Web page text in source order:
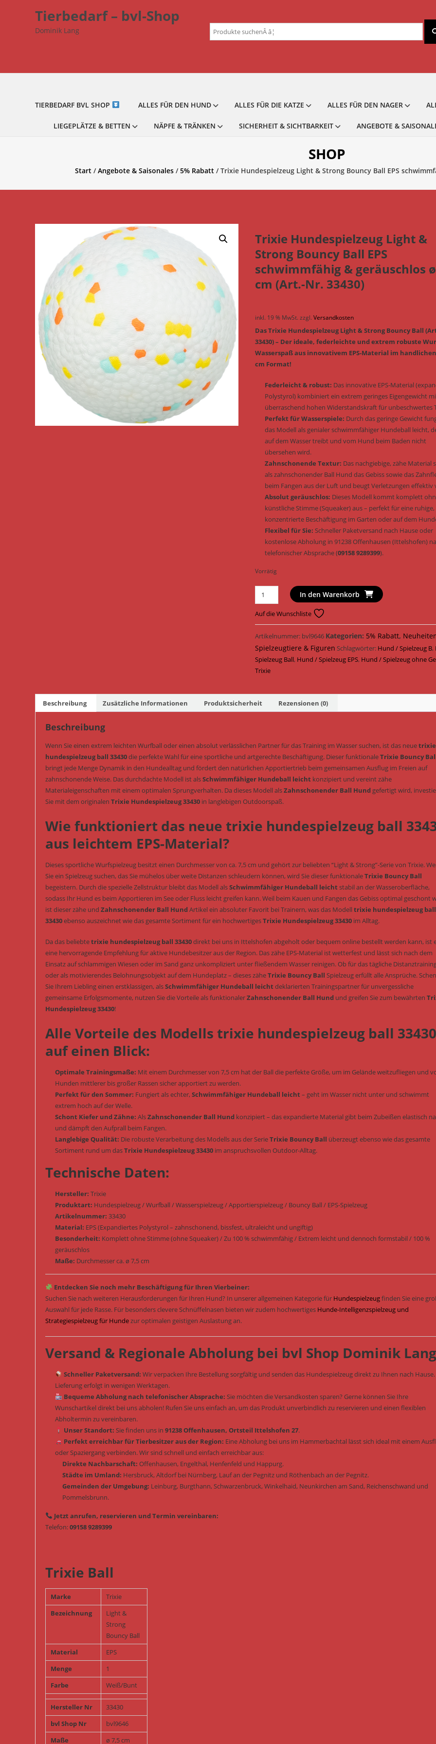
Tierbedarf – bvl-Shop
Dominik Lang
Suchen
nach:
TIERBEDARF BVL SHOP ALLES FÜR DEN HUND ALLES FÜR DIE KATZE ALLES FÜR DEN NAGER
LIEGEPLÄTZE & BETTEN NÄPFE & TRÄNKEN SICHERHEIT & SICHTBARKEIT ANGEBOTE &
SHOP
Start/Angebote & Saisonales/5% Rabatt/ Trixie Hundespielzeug Light & Strong Bouncy Ball EPS
Trixie Hundespielzeug Light &
Strong Bouncy Ball EPS
schwimmfähig & geräuschlos
cm (Art.-Nr. 33430)
inkl. 19 % MwSt. zzgl.Versandkosten
Das Trixie Hundespielzeug Light & Strong Bouncy Ball
33430) – Der ideale, federleichte und extrem robuste
Wasserspaß aus innovativem EPS-Material im
cm Format!
Federleicht & robust: Das innovative EPS-Material
Polystyrol) kombiniert ein extrem geringes Eigengewicht
überraschend hohen Widerstandskraft für unbeschwertes
Perfekt für Wasserspiele: Durch das geringe Gewicht
das Modell als genialer schwimmfähiger Hundeball leicht,
auf dem Wasser treibt und vom Hund beim Baden nicht
übersehen wird.
Zahnschonende Textur: Das nachgiebige, zähe Material
als zahnschonender Ball Hund das Gebiss sowie das
beim Fangen aus der Luft und beugt Verletzungen effektiv
Absolut geräuschlos: Dieses Modell kommt komplett
künstliche Stimme (Squeaker) aus – perfekt für eine ruhige,
konzentrierte Beschäftigung im Garten oder auf dem
Flexibel für Sie: Schneller Paketversand nach Hause oder
kostenlose Abholung in 91238 Offenhausen (Ittelshofen)
telefonischer Absprache (09158 9289399).
Vorrätig
Trixie
Hundespielzeug
Light
&
Strong
Bouncy
Ball
EPS
geräuschlos
ø
(Art.-
Nr.
33430)
Menge
In den Warenkorb
Auf die Wunschliste
Artikelnummer: bvl9646 Kategorien: 5% Rabatt,
Spielzeugtiere & Figuren Schlagwörter: Hund / Spielzeug B,
Spielzeug Ball, Hund / Spielzeug EPS, Hund / Spielzeug ohne
Trixie
Beschreibung Zusätzliche Informationen Produktsicherheit Rezensionen (0)
Beschreibung
Wenn Sie einen extrem leichten Wurfball oder einen absolut verlässlichen Partner für das Training im Wasser suchen, ist das neuetrixie
hundespielzeug ball 33430die perfekte Wahl für eine sportliche und artgerechte Beschäftigung. Dieser funktionaleTrixie Bouncy
bringt jede Menge Dynamik in den Hundealltag und fördert den natürlichen Apportiertrieb beim gemeinsamen Ausflug im Freien auf
zahnschonende Weise. Das durchdachte Modell ist alsSchwimmfähiger Hundeball leicht konzipiert und vereint zähe
Materialeigenschaften mit einem optimalen Sprungverhalten. Da dieses Modell alsZahnschonender Ball Hund gefertigt wird,
Sie mit dem originalen Trixie Hundespielzeug 33430 in langlebigen Outdoorspaß.
Wie funktioniert das neue trixie hundespielzeug ball
aus leichtem EPS-Material?
Dieses sportliche Wurfspielzeug besitzt einen Durchmesser von ca. 7,5 cm und gehört zur beliebten “Light & Strong”-Serie von Trixie.
Sie ein Spielzeug suchen, das Sie mühelos über weite Distanzen schleudern können, wird Sie dieser funktionaleTrixie Bouncy Ball
begeistern. Durch die spezielle Zellstruktur bleibt das Modell alsSchwimmfähiger Hundeball leichtstabil an der Wasseroberfläche,
sodass Ihr Hund es beim Apportieren im See oder Fluss leicht greifen kann. Weil beim Kauen und Fangen das Gebiss optimal geschont
ist dieser zähe und Zahnschonender Ball HundArtikel ein absoluter Favorit bei Trainern, was das Modelltrixie hundespielzeug ball
33430ebenso auszeichnet wie das gesamte Sortiment für ein hochwertigesTrixie Hundespielzeug 33430 im Alltag.
Da das beliebtetrixie hundespielzeug ball 33430direkt bei uns in Ittelshofen abgeholt oder bequem online bestellt werden kann, ist
eine hervorragende Empfehlung für aktive Hundebesitzer aus der Region. Das zähe EPS-Material ist wetterfest und lässt sich nach dem
Einsatz auf schlammigen Wiesen oder im Sand ganz unkompliziert unter fließendem Wasser reinigen. Ob für das tägliche
oder als motivierendes Belohnungsobjekt auf dem Hundeplatz – dieses zäheTrixie Bouncy Ball Spielzeug erfüllt alle Ansprüche.
Sie Ihrem Liebling einen erstklassigen, alsSchwimmfähiger Hundeball leichtdeklarierten Trainingspartner für unvergessliche
gemeinsame Erfolgsmomente, nutzen Sie die Vorteile als funktionalerZahnschonender Ball Hund und greifen Sie zum bewährten
Hundespielzeug 33430!
Alle Vorteile des Modells trixie hundespielzeug ball 33430
auf einen Blick:
Optimale Trainingsmaße: Mit einem Durchmesser von 7,5 cm hat der Ball die perfekte Größe, um im Gelände weitzufliegen und
Hunden mittlerer bis großer Rassen sicher apportiert zu werden.
Perfekt für den Sommer: Fungiert als echter,Schwimmfähiger Hundeball leicht– geht im Wasser nicht unter und schwimmt
extrem hoch auf der Welle.
Schont Kiefer und Zähne: AlsZahnschonender Ball Hund konzipiert – das expandierte Material gibt beim Zubeißen elastisch
und dämpft den Aufprall beim Fangen.
Langlebige Qualität: Die robuste Verarbeitung des Modells aus der SerieTrixie Bouncy Ball überzeugt ebenso wie das gesamte
Sortiment rund um dasTrixie Hundespielzeug 33430 im anspruchsvollen Outdoor-Alltag.
Technische Daten:
Hersteller: Trixie
Produktart: Hundespielzeug / Wurfball / Wasserspielzeug / Apportierspielzeug / Bouncy Ball / EPS-Spielzeug
Artikelnummer: 33430
Material: EPS (Expandiertes Polystyrol – zahnschonend, bissfest, ultraleicht und ungiftig)
Besonderheit: Komplett ohne Stimme (ohne Squeaker) / Zu 100 % schwimmfähig / Extrem leicht und dennoch formstabil / 100 %
geräuschlos
Maße: Durchmesser ca. ø 7,5 cm
Entdecken Sie noch mehr Beschäftigung für Ihren Vierbeiner:
Suchen Sie nach weiteren Herausforderungen für Ihren Hund? In unserer allgemeinen Kategorie für Hundespielzeugfinden Sie eine
Auswahl für jede Rasse. Für besonders clevere Schnüffelnasen bieten wir zudem hochwertiges Hunde-Intelligenzspielzeug und
Strategiespielzeug für Hundezur optimalen geistigen Auslastung an.
Versand & Regionale Abholung bei bvl Shop Dominik Lang
Schneller Paketversand: Wir verpacken Ihre Bestellung sorgfältig und senden das Hundespielzeug direkt zu Ihnen nach Hause.
Lieferung erfolgt in wenigen Werktagen.
Bequeme Abholung nach telefonischer Absprache: Sie möchten die Versandkosten sparen? Gerne können Sie Ihre
Wunschartikel direkt bei uns abholen! Rufen Sie uns einfach an, um das Produkt unverbindlich zu reservieren und einen flexiblen
Abholtermin zu vereinbaren.
Unser Standort: Sie finden uns in 91238 Offenhausen, Ortsteil Ittelshofen 27.
Perfekt erreichbar für Tierbesitzer aus der Region: Eine Abholung bei uns im Hammerbachtal lässt sich ideal mit einem
oder Spaziergang verbinden. Wir sind schnell und einfach erreichbar aus:
Direkte Nachbarschaft: Offenhausen, Engelthal, Henfenfeld und Happurg.
Städte im Umland: Hersbruck, Altdorf bei Nürnberg, Lauf an der Pegnitz und Röthenbach an der Pegnitz.
Gemeinden der Umgebung: Leinburg, Burgthann, Schwarzenbruck, Winkelhaid, Neunkirchen am Sand, Reichenschwand und
Pommelsbrunn.
Jetzt anrufen, reservieren und Termin vereinbaren:
Telefon:09158 9289399
Trixie Ball
Marke
Trixie
Bezeichnung
Light &
Strong
Bouncy Ball
Material
EPS
Menge
1
Farbe
Weiß/Bunt
Hersteller Nr
33430
bvl Shop Nr
bvl9646
Maße
ø 7,5 cm